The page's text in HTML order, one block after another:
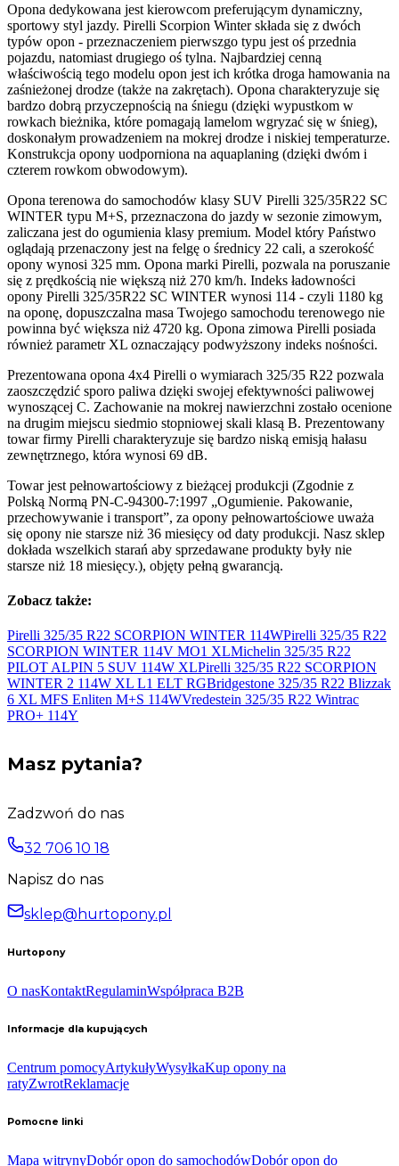
Opona dedykowana jest kierowcom preferującym dynamiczny,
sportowy styl jazdy. Pirelli Scorpion Winter składa się z dwóch
typów opon - przeznaczeniem pierwszgo typu jest oś przednia
pojazdu, natomiast drugiego oś tylna. Najbardziej cenną
właściwością tego modelu opon jest ich krótka droga hamowania na
zaśnieżonej drodze (także na zakrętach). Opona charakteryzuje się
bardzo dobrą przyczepnością na śniegu (dzięki wypustkom w
rowkach bieżnika, które pomagają lamelom wgryzać się w śnieg),
doskonałym prowadzeniem na mokrej drodze i niskiej temperaturze.
Konstrukcja opony uodporniona na aquaplaning (dzięki dwóm i
czterem rowkom obwodowym).
Opona terenowa do samochodów klasy SUV Pirelli 325/35R22 SC
WINTER typu M+S, przeznaczona do jazdy w sezonie zimowym,
zaliczana jest do ogumienia klasy premium. Model który Państwo
oglądają przenaczony jest na felgę o średnicy 22 cali, a szerokość
opony wynosi 325 mm. Opona marki Pirelli, pozwala na poruszanie
się z prędkością nie większą niż 270 km/h. Indeks ładowności
opony Pirelli 325/35R22 SC WINTER wynosi 114 - czyli 1180 kg
na oponę, dopuszczalna masa Twojego samochodu terenowego nie
powinna być większa niż 4720 kg. Opona zimowa Pirelli posiada
również parametr XL oznaczający podwyższony indeks nośności.
Prezentowana opona 4x4 Pirelli o wymiarach 325/35 R22 pozwala
zaoszczędzić sporo paliwa dzięki swojej efektywności paliwowej
wynoszącej C. Zachowanie na mokrej nawierzchni zostało ocenione
na drugim miejscu siedmio stopniowej skali klasą B. Prezentowany
towar firmy Pirelli charakteryzuje się bardzo niską emisją hałasu
zewnętrznego, która wynosi 69 dB.
Towar jest pełnowartościowy z bieżącej produkcji (Zgodnie z
Polską Normą PN-C-94300-7:1997 „Ogumienie. Pakowanie,
przechowywanie i transport”, za opony pełnowartościowe uważa
się opony nie starsze niż 36 miesięcy od daty produkcji. Nasz sklep
dokłada wszelkich starań aby sprzedawane produkty były nie
starsze niż 18 miesięcy.), objęty pełną gwarancją.
Zobacz także:
Pirelli 325/35 R22 SCORPION WINTER 114WPirelli 325/35 R22
SCORPION WINTER 114V MO1 XLMichelin 325/35 R22
PILOT ALPIN 5 SUV 114W XLPirelli 325/35 R22 SCORPION
WINTER 2 114W XL L1 ELT RGBridgestone 325/35 R22 Blizzak
6 XL MFS Enliten M+S 114WVredestein 325/35 R22 Wintrac
PRO+ 114Y
Masz pytania?
Zadzwoń do nas
32 706 10 18
Napisz do nas
sklep@hurtopony.pl
Hurtopony
O nasKontaktRegulaminWspółpraca B2B
Informacje dla kupujących
Centrum pomocyArtykułyWysyłkaKup opony na
ratyZwrotReklamacje
Pomocne linki
Mapa witrynyDobór opon do samochodówDobór opon do